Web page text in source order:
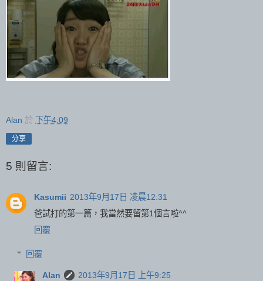
Alan 於 下午4:09
分享
5 則留言:
Kasumii 2013年9月17日 凌晨12:31
爸試打的第一篇，我當然要留第1個言啦^^
回覆
回覆
Alan
2013年9月17日 上午9:25